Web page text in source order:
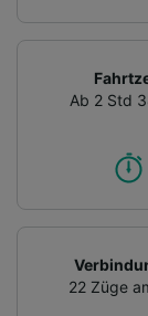
Ab 2 Std
22 Züge